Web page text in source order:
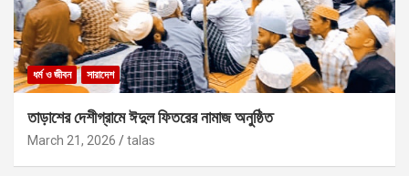
ধর্ম ও জীবন সারাদেশ
তাড়াশের দেশীগ্রামে ঈদুল ফিতরের নামাজ অনুষ্ঠিত
March 21, 2026 talas